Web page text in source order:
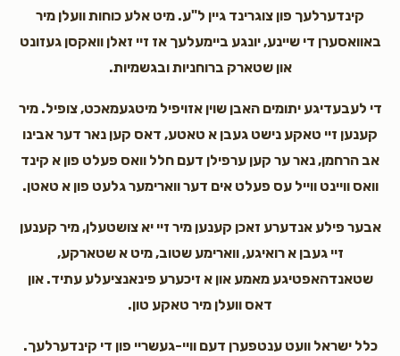
קינדערלעך פון צוגרינד גיין ל"ע. מיט אלע כוחות וועלן מיר
באוואסערן די שיינע, יונגע ביימעלעך אז זיי זאלן וואקסן געזונט
און שטארק ברוחניות ובגשמיות.
די לעבעדיגע יתומים האבן שוין אזויפיל מיטגעמאכט, צופיל. מיר
קענען זיי טאקע נישט געבן א טאטע, דאס קען נאר דער אבינו
אב הרחמן, נאר ער קען ערפילן דעם חלל וואס פעלט פון א קינד
וואס וויינט ווייל עס פעלט אים דער ווארימער גלעט פון א טאטן.
אבער פילע אנדערע זאכן קענען מיר זיי יא צושטעלן, מיר קענען
זיי געבן א רואיגע, ווארימע שטוב, מיט א שטארקע,
שטאנדהאפטיגע מאמע און א זיכערע פינאנציעלע עתיד. און
דאס וועלן מיר טאקע טון.
כלל ישראל וועט ענטפערן דעם וויי-געשריי פון די קינדערלעך.